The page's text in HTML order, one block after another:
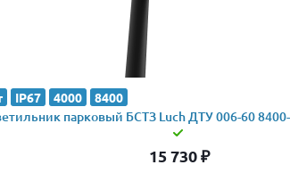
IP67 4000 8400
парковый БСТЗ Luch ДТУ 006-60
15 730₽